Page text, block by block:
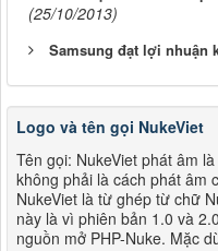
(25/10/2013)
Samsung đạt lợi nhuận
Logo và tên gọi NukeViet
Tên gọi: NukeViet phát âm
không phải là cách phát âm
NukeViet là từ ghép từ chữ
này là vì phiên bản 1.0 và
nguồn mở PHP-Nuke. Mặc